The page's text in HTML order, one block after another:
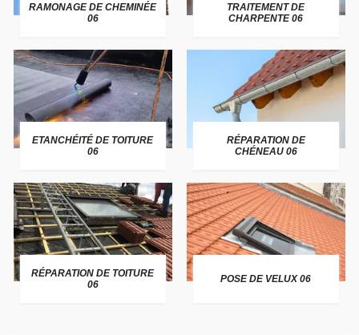
RAMONAGE DE CHEMINÉE
06
TRAITEMENT DE
CHARPENTE 06
ETANCHÉITÉ DE TOITURE
06
RÉPARATION DE
CHÉNEAU 06
RÉPARATION DE TOITURE
06
POSE DE VELUX 06